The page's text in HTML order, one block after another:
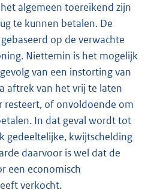
algemeen toereikend zijn
te kunnen betalen. De
op de verwachte
Niettemin is het mogelijk
van een instorting van
aftrek van het vrij te laten
resteert, of onvoldoende om
In dat geval wordt tot
gedeeltelijke, kwijtschelding
daarvoor is wel dat de
een economisch
verkocht.